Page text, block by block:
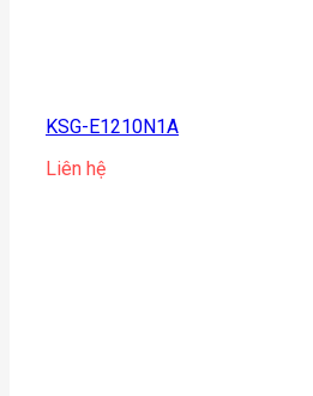
KSG-E1210N1A
Liên hệ